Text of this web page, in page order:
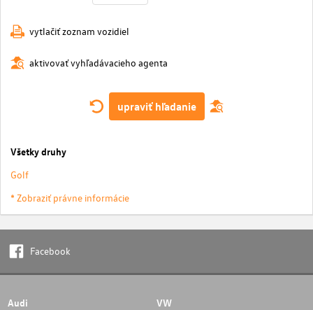
vytlačiť zoznam vozidiel
aktivovať vyhľadávacieho agenta
upraviť hľadanie
Všetky druhy
Golf
* Zobraziť právne informácie
Facebook
Audi VW